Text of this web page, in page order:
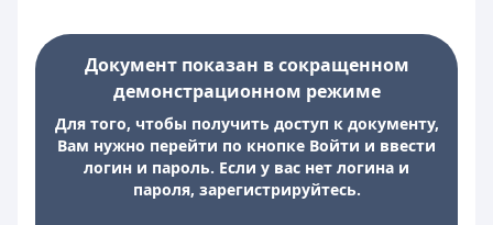
Документ показан в сокращенном
демонстрационном режиме
Для того, чтобы получить доступ к документу,
Вам нужно перейти по кнопке Войти и ввести
логин и пароль. Если у вас нет логина и
пароля, зарегистрируйтесь.